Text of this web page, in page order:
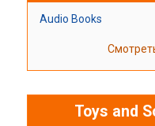
Audio Books
Toys and